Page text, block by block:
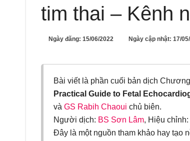
tim thai – Kênh
Ngày đăng: 15/06/2022 Ngày cập nhật: 17/
Bài viết là phần cuối bản dịch
Practical Guide to Fetal
và GS Rabih Chaoui chủ biên.
Người dịch: BS Sơn Lâm, Hiệu chỉnh:
Đây là một nguồn tham khảo hay tạo